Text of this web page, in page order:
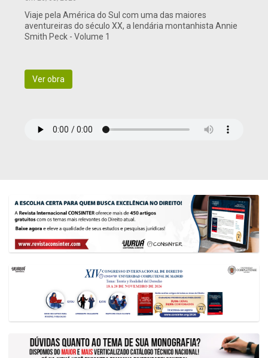
Viaje pela América do Sul com uma das maiores
aventureiras do século XX, a lendária montanhista Annie
Smith Peck - Volume 1
Ver obra